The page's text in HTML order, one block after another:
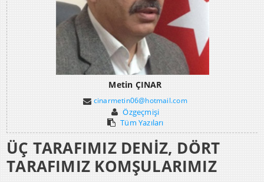
Metin ÇINAR
cinarmetin06@hotmail.com
Özgeçmişi
Tüm Yazıları
ÜÇ TARAFIMIZ DENİZ, DÖRT
TARAFIMIZ KOMŞULARIMIZ